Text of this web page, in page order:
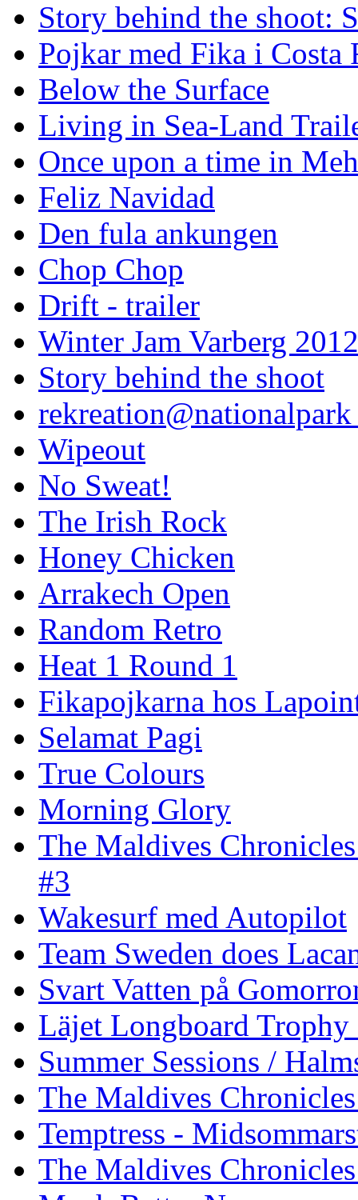
Story behind the shoot:
Pojkar med Fika i Costa
Below the Surface
Living in Sea-Land
Once upon a time in
Feliz Navidad
Den fula ankungen
Chop Chop
Drift - trailer
Winter Jam Varberg 2012
Story behind the shoot
rekreation@nationalpark
Wipeout
No Sweat!
The Irish Rock
Honey Chicken
Arrakech Open
Random Retro
Heat 1 Round 1
Fikapojkarna hos
Selamat Pagi
True Colours
Morning Glory
The Maldives
#3
Wakesurf med Autopilot
Team Sweden does
Svart Vatten på
Läjet Longboard
Summer Sessions /
The Maldives
Temptress -
The Maldives